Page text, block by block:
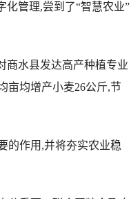
化管理,尝到了“智慧农业”
水县发达高产种植专业
亩均增产小麦26公斤,节
作用,并将夯实农业稳